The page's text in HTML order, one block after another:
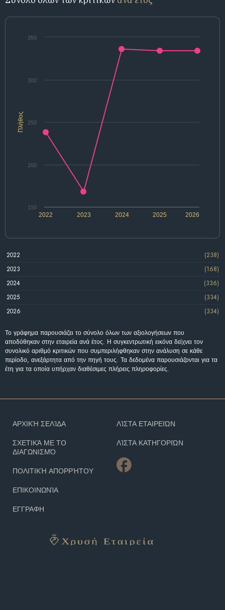
Πλήθος
2025
2022 2023 2024 2026
150
200
250
300
350
2022
(238)
2023
(168)
2024
(336)
2025
(334)
2026
(334)
Το γράφημα παρουσιάζει το σύνολο όλων των αξιολογήσεων που
αποδόθηκαν στην εταιρεία ανά έτος. Η συγκεντρωτική εικόνα δείχνει τον
συνολικό αριθμό κριτικών που συμπεριλήφθηκαν στην ανάλυση σε κάθε
περίοδο, ανεξάρτητα από την πηγή τους. Τα δεδομένα παρουσιάζονται για τα
έτη για τα οποία υπήρχαν διαθέσιμες πλήρεις πληροφορίες.
ΑΡΧΙΚΉ ΣΕΛΊΔΑ
ΣΧΕΤΙΚΆ ΜΕ ΤΟ
ΔΙΑΓΩΝΙΣΜΌ
ΠΟΛΙΤΙΚΉ ΑΠΟΡΡΉΤΟΥ
ΕΠΙΚΟΙΝΩΝΊΑ
ΕΓΓΡΑΦΗ
ΛΊΣΤΑ ΕΤΑΙΡΕΙΏΝ
ΛΊΣΤΑ ΚΑΤΗΓΟΡΙΏΝ